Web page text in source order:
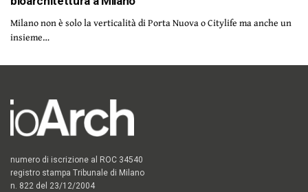
Milano non è solo la verticalità di Porta Nuova o Citylife ma anche un
insieme…
numero di iscrizione al ROC 34540
registro stampa Tribunale di Milano
n. 822 del 23/12/2004